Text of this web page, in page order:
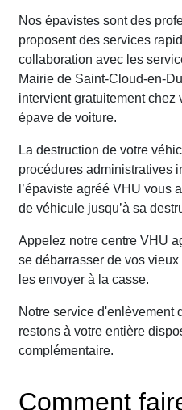
Nos épavistes sont des
proposent des services
collaboration avec les
Mairie de Saint-Cloud-en-
intervient gratuitement chez
épave de voiture.
La destruction de votre
procédures administratives
l’épaviste agréé VHU vous
de véhicule jusqu’à sa
Appelez notre centre VHU
se débarrasser de vos
les envoyer à la casse.
Notre service d'enlèvement
restons à votre entière
complémentaire.
Comment